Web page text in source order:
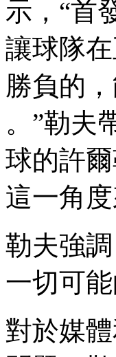
示，
讓球隊在
勝負的
。”勒夫
球的許爾
這一角度
勒夫強調
一切可能
對於媒